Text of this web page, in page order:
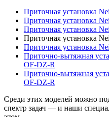
Приточная установка
Приточная установка
Приточная установка
Приточная установка
Приточная установка
Приточно-вытяжная
OF-DZ-R
Приточно-вытяжная
OF-DZ-R
Среди этих моделей можно
спектр задач — и наши